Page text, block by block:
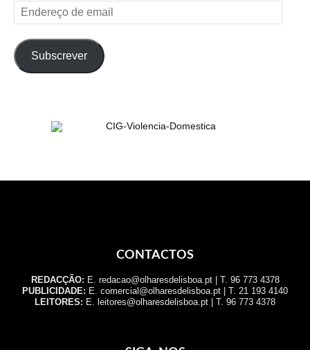
Endereço
de
Subscrever
CONTACTOS
REDACÇÃO: E. redacao@olharesdelisboa.pt | T. 96 773 4378
PUBLICIDADE: E. comercial@olharesdelisboa.pt | T. 21 193 4140
LEITORES: E. leitores@olharesdelisboa.pt | T. 96 773 4378